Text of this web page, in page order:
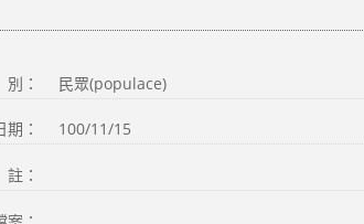
： 民眾(populace)
： 100/11/15
：